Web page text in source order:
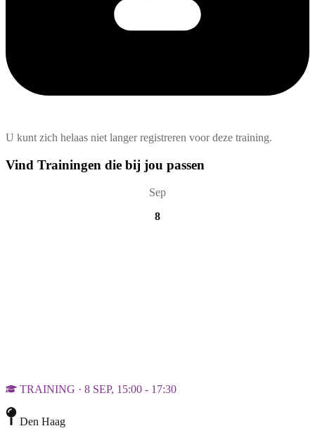
U kunt zich helaas niet langer registreren voor deze training.
Vind Trainingen die bij jou passen
Sep
8
TRAINING · 8 SEP, 15:00 - 17:30
Den Haag